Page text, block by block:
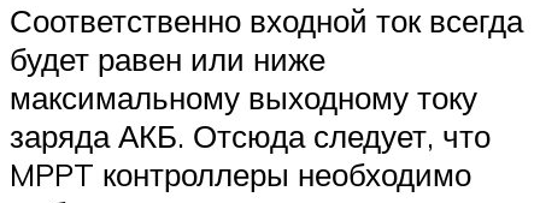
Соответственно входной ток всегда
будет равен или ниже
максимальному выходному току
заряда АКБ. Отсюда следует, что
MPPT контроллеры необходимо